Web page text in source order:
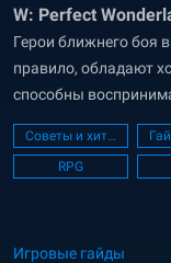
W: Perfect
роли стоит
Герои ближнего боя
правило, обладают
способны
повреждений. В
заменяет ловкость,
персонажи могут
два героя ближнего
Советы и хитрости
RPG
Игровые гайды